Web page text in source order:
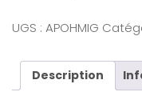
UGS : APOHMIG
Description